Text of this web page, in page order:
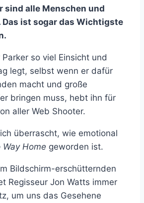
sind alle Menschen und
Das ist sogar das Wichtigste
so viel Einsicht und
legt, selbst wenn er dafür
macht und große
bringen muss, hebt ihn für
aller Web Shooter.
überrascht, wie emotional
Home geworden ist.
Bildschirm-erschütternden
Regisseur Jon Watts immer
um uns das Gesehene